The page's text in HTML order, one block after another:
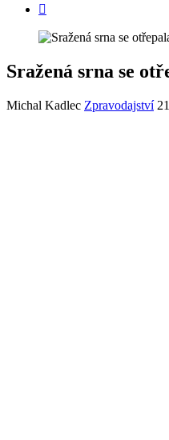
Sražená srna se
Michal Kadlec Zpravodajství